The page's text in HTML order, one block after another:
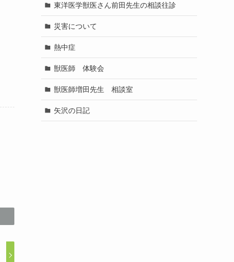
東洋医学獣医さん前田先生の相談往診
災害について
熱中症
獣医師 体験会
獣医師増田先生 相談室
矢沢の日記